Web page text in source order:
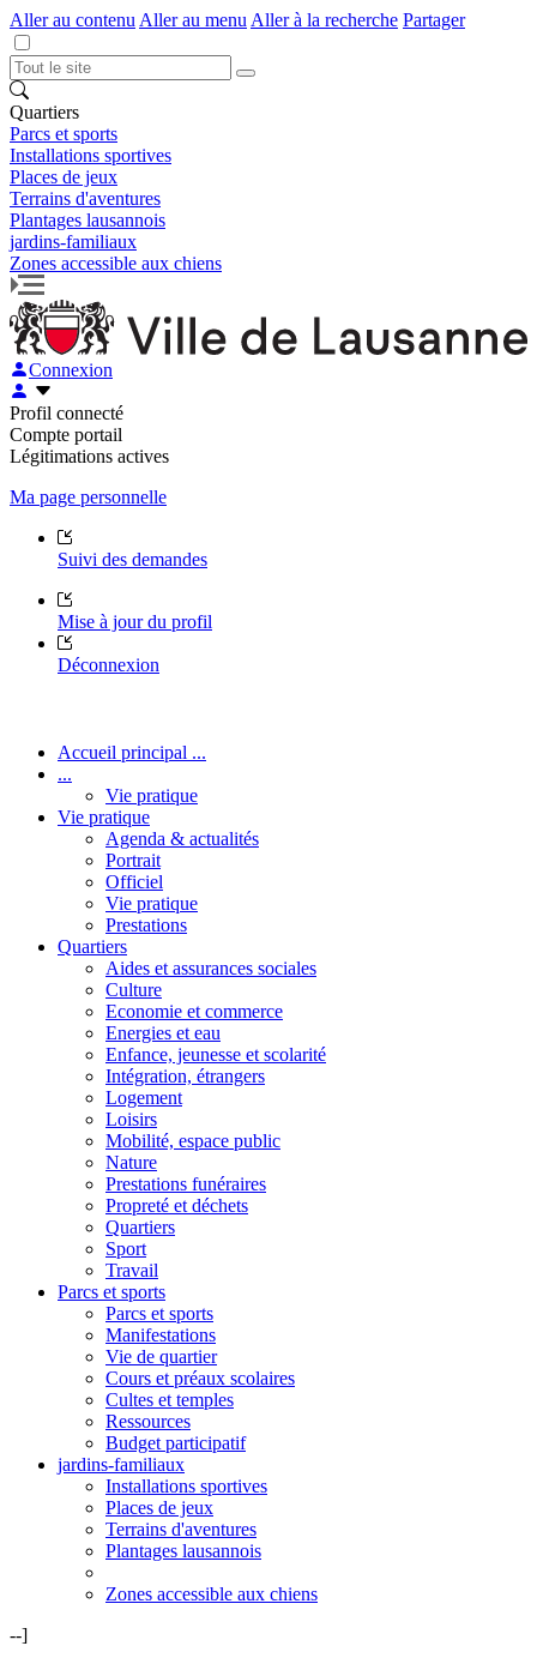
Aller au contenu Aller au menu Aller à la recherche Partager
Quartiers
Parcs et sports
Installations sportives
Places de jeux
Terrains d'aventures
Plantages lausannois
jardins-familiaux
Zones accessible aux chiens
Connexion
Profil connecté
Compte portail
Légitimations actives
Ma page personnelle
Suivi des demandes
Mise à jour du profil
Déconnexion
Accueil principal ...
...
Vie pratique
Vie pratique
Agenda & actualités
Portrait
Officiel
Vie pratique
Prestations
Quartiers
Aides et assurances sociales
Culture
Economie et commerce
Energies et eau
Enfance, jeunesse et scolarité
Intégration, étrangers
Logement
Loisirs
Mobilité, espace public
Nature
Prestations funéraires
Propreté et déchets
Quartiers
Sport
Travail
Parcs et sports
Parcs et sports
Manifestations
Vie de quartier
Cours et préaux scolaires
Cultes et temples
Ressources
Budget participatif
jardins-familiaux
Installations sportives
Places de jeux
Terrains d'aventures
Plantages lausannois
Zones accessible aux chiens
--]